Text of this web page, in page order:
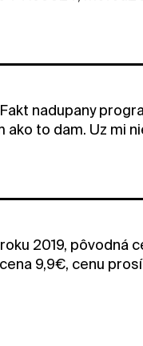
nadupany
ako to dam. Uz mi
2019, pôvodná
9,9€, cenu